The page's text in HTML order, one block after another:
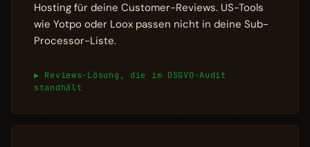
Hosting für deine Customer-Reviews. US-Tools
wie Yotpo oder Loox passen nicht in deine Sub-
Processor-Liste.
▶ Reviews-Lösung, die im DSGVO-Audit
standhält